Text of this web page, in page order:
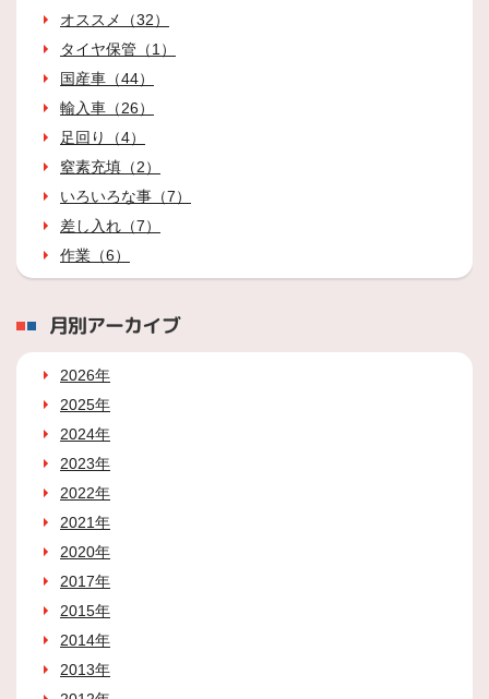
オススメ（32）
タイヤ保管（1）
国産車（44）
輸入車（26）
足回り（4）
窒素充填（2）
いろいろな事（7）
差し入れ（7）
作業（6）
月別アーカイブ
2026年
2025年
2024年
2023年
2022年
2021年
2020年
2017年
2015年
2014年
2013年